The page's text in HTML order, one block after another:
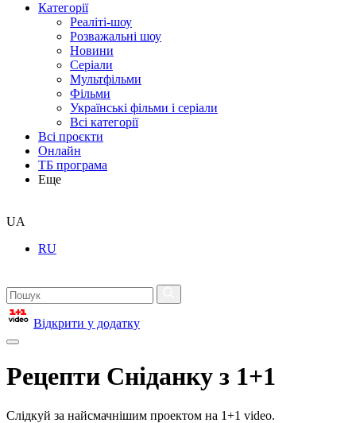
Категорії
Реаліті-шоу
Розважальні шоу
Новини
Серіали
Мультфільми
Фільми
Українські фільми і серіали
Всі категорії
Всі проєкти
Онлайн
ТБ програма
Еще
UA
RU
Відкрити у додатку
Рецепти Сніданку з 1+1
Слідкуй за найсмачнішим проектом на 1+1 video.